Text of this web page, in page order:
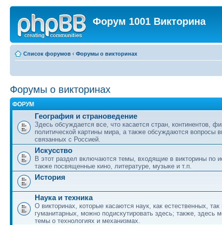
Форум 1001 Викторина
Список форумов ‹ Форумы о викторинах
Форумы о викторинах
ФОРУМ
География и страноведение
Здесь обсуждается все, что касается стран, континентов,
политической картины мира, а также обсуждаются вопросы
связанных с Россией.
Искусство
В этот раздел включаются темы, входящие в викторины по
также посвященные кино, литературе, музыке и т.п.
История
Наука и техника
О викторинах, которые касаются наук, как естественных, так
гуманитарных, можно подискутировать здесь; также, здесь
темы о технологиях и механизмах.